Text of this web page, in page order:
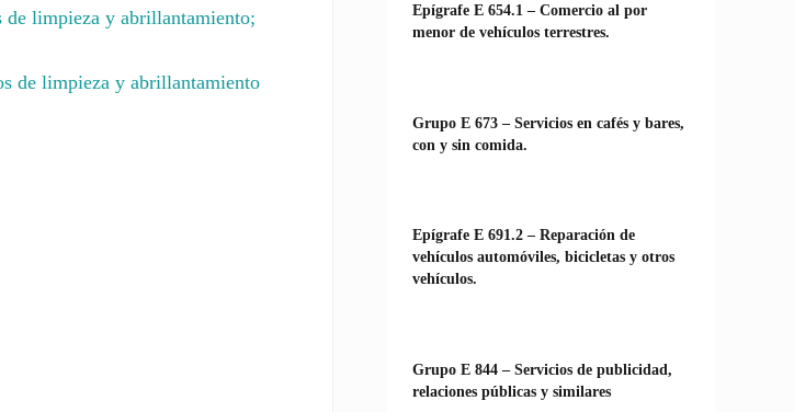
de limpieza y abrillantamiento;
de limpieza y abrillantamiento
Epígrafe E 654.1 – Comercio al por
menor de vehículos terrestres.
Grupo E 673 – Servicios en cafés y bares,
con y sin comida.
Epígrafe E 691.2 – Reparación de
vehículos automóviles, bicicletas y otros
vehículos.
Grupo E 844 – Servicios de publicidad,
relaciones públicas y similares